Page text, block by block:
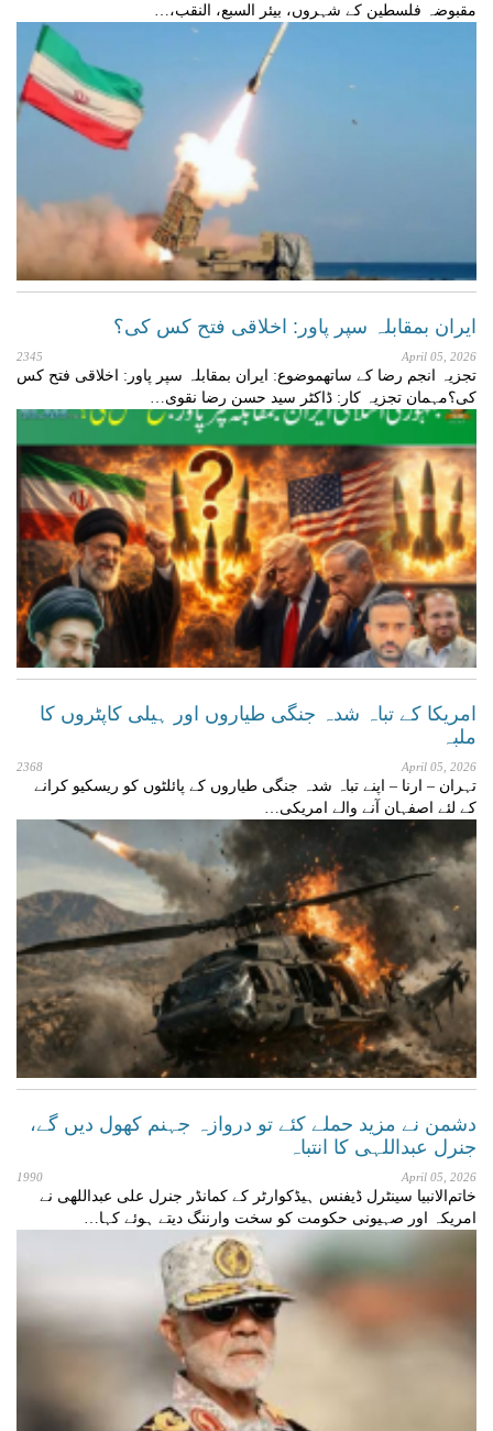
مقبوضہ فلسطین کے شہروں، بیئر السبع، النقب،…
ایران بمقابلہ سپر پاور: اخلاقی فتح کس کی؟
April 05, 2026
2345
تجزیہ انجم رضا کے ساتھموضوع: ایران بمقابلہ سپر پاور: اخلاقی فتح کس
کی؟مہمان تجزیہ کار: ڈاکٹر سید حسن رضا نقوی…
امریکا کے تباہ شدہ جنگی طیاروں اور ہیلی کاپٹروں کا
ملبہ
April 05, 2026
2368
تہران – ارنا – اپنے تباہ شدہ جنگی طیاروں کے پائلٹوں کو ریسکیو کرانے
کے لئے اصفہان آنے والے امریکی…
دشمن نے مزید حملے کئے تو دروازہ جہنم کھول دیں گے،
جنرل عبداللہی کا انتباہ
April 05, 2026
1990
خاتم‌الانبیا سینٹرل ڈیفنس ہیڈکوارٹر کے کمانڈر جنرل علی عبداللهی نے
امریکہ اور صہیونی حکومت کو سخت وارننگ دیتے ہوئے کہا…